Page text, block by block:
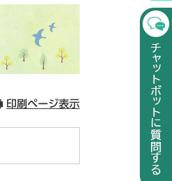
印刷ページ表示